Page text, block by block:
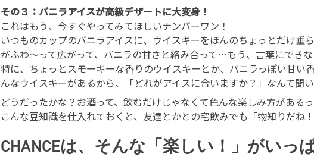
その３：バニラアイスが高級デザートに大変身！
これはもう、今すぐやってみてほしいナンバーワン！
いつものカップのバニラアイスに、ウイスキーをほんのちょっとだけ垂
がふわ〜って広がって、バニラの甘さと絡み合って…もう、言葉にでき
特に、ちょっとスモーキーな香りのウイスキーとか、バニラっぽい甘い
んなウイスキーがあるから、「どれがアイスに合いますか？」なんて聞
どうだったかな？お酒って、飲むだけじゃなくて色んな楽しみ方がある
こんな豆知識を仕入れておくと、友達とかとの宅飲みでも「物知りだね
CHANCEは、そんな「楽しい！」がいっ